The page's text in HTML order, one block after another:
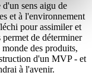
sens aigu de
et à l'environnement
pour assimiler et
de déterminer
des produits,
d'un MVP - et
à l'avenir.